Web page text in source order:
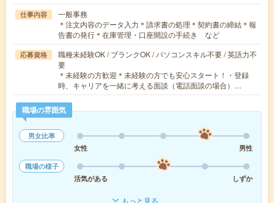
仕事内容
一般事務
＊注文内容のデータ入力＊請求書の処理＊契約書の締結＊報
告書の発行＊在庫管理・口座開設の手続き など
応募資格
職種未経験OK / ブランクOK / パソコンスキル不要 / 英語力不
要
＊未経験の方歓迎＊未経験の方でも安心スタート！・登録
時、キャリアを一緒に考える面談（電話面談の場合）…
職場の雰囲気
男女比率
女性
男性
職場の様子
活気がある
しずか
もっと見る